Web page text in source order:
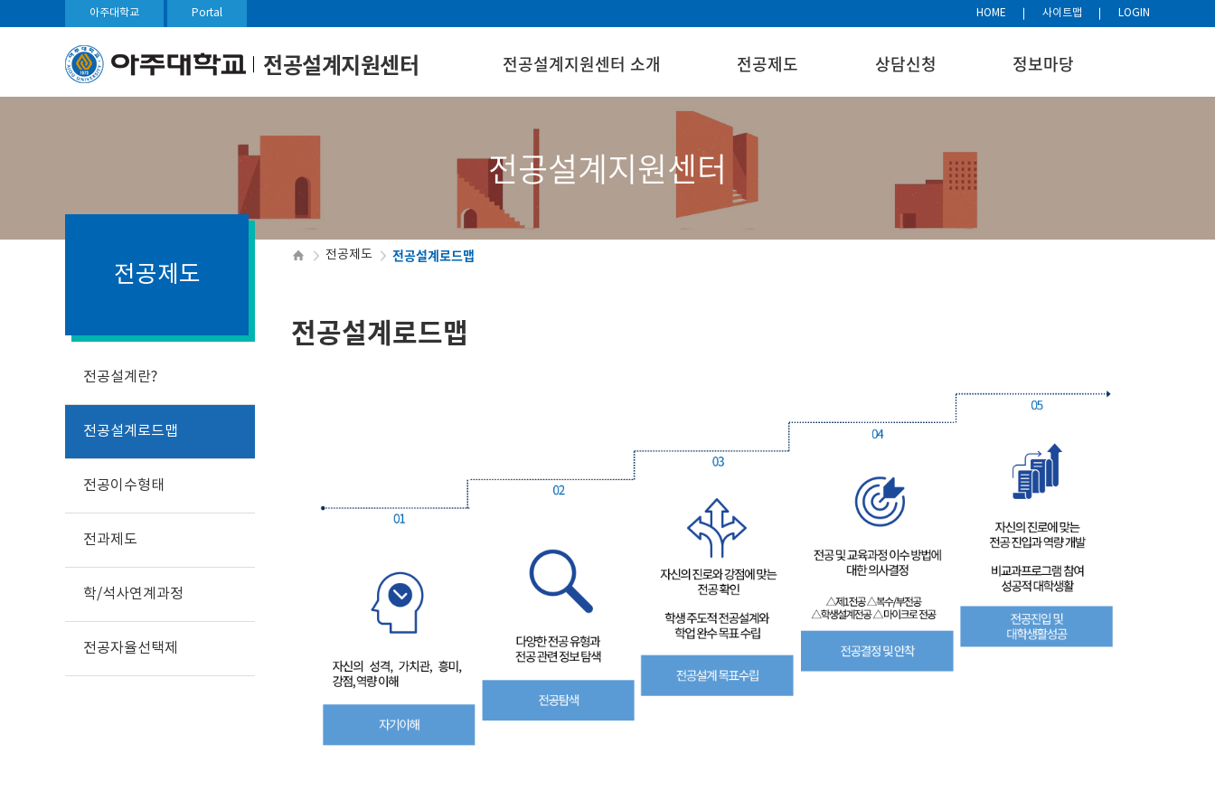
아주대학교 Portal HOME 사이트맵 LOGIN
전공설계지원센터 전공설계지원센터 소개 전공제도 상담신청 정보마당
전공설계지원센터
전공제도
전공설계란?
전공설계로드맵
전공이수형태
전과제도
학/석사연계과정
전공자율선택제
전공제도 전공설계로드맵
전공설계로드맵